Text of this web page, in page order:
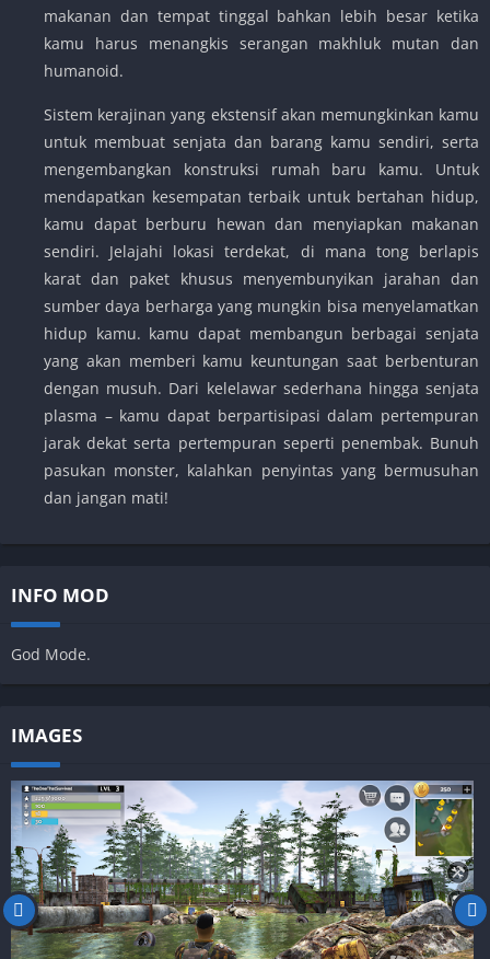
makanan dan tempat tinggal bahkan lebih besar ketika
kamu harus menangkis serangan makhluk mutan dan
humanoid.
Sistem kerajinan yang ekstensif akan memungkinkan kamu
untuk membuat senjata dan barang kamu sendiri, serta
mengembangkan konstruksi rumah baru kamu. Untuk
mendapatkan kesempatan terbaik untuk bertahan hidup,
kamu dapat berburu hewan dan menyiapkan makanan
sendiri. Jelajahi lokasi terdekat, di mana tong berlapis
karat dan paket khusus menyembunyikan jarahan dan
sumber daya berharga yang mungkin bisa menyelamatkan
hidup kamu. kamu dapat membangun berbagai senjata
yang akan memberi kamu keuntungan saat berbenturan
dengan musuh. Dari kelelawar sederhana hingga senjata
plasma – kamu dapat berpartisipasi dalam pertempuran
jarak dekat serta pertempuran seperti penembak. Bunuh
pasukan monster, kalahkan penyintas yang bermusuhan
dan jangan mati!
INFO MOD
God Mode.
IMAGES